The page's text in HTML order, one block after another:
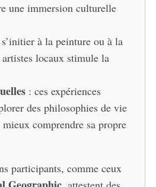
une immersion culturelle
à la peinture ou à la
artistes locaux stimule la
: ces expériences
des philosophies de vie
comprendre sa propre
participants, comme ceux